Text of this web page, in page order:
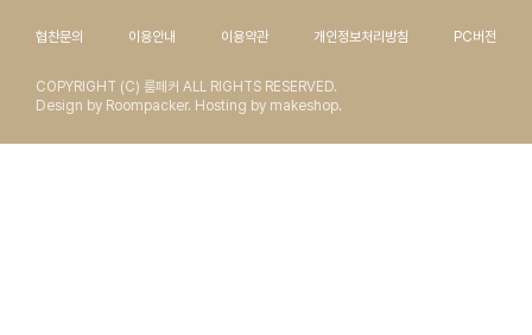
협찬문의 이용안내 이용약관 개인정보처리방침 PC버전
COPYRIGHT (C) 룸페커 ALL RIGHTS RESERVED.
Design by Roompacker. Hosting by makeshop.